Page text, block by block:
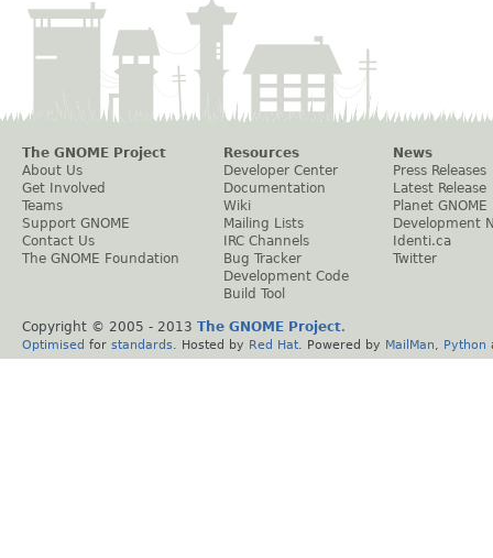
The GNOME Project
About Us
Get Involved
Teams
Support GNOME
Contact Us
The GNOME Foundation
Resources
Developer Center
Documentation
Wiki
Mailing Lists
IRC Channels
Bug Tracker
Development Code
Build Tool
News
Press Releases
Latest Release
Planet GNOME
Development
Identi.ca
Twitter
Copyright © 2005 - 2013 The GNOME Project.
Optimised for standards . Hosted by Red Hat . Powered by MailMan Python